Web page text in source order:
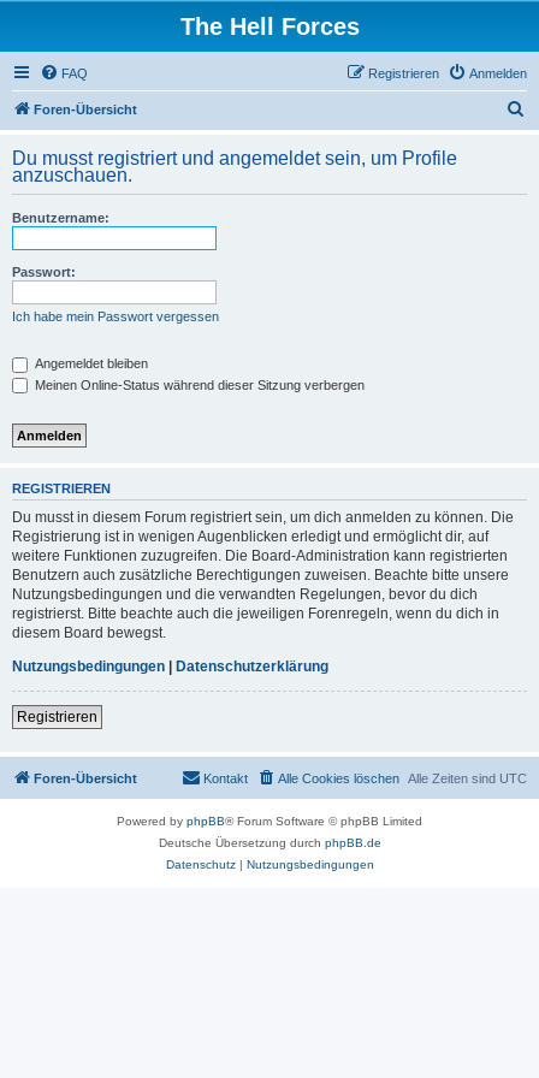
The Hell Forces
FAQ Anmelden
Registrieren
Foren-Übersicht
h
Du musst registriert und angemeldet sein, um Profile
anzuschauen.
Benutzername:
Passwort:
Ich habe mein Passwort vergessen
Angemeldet bleiben
Meinen Online-Status während dieser Sitzung verbergen
REGISTRIEREN
Du musst in diesem Forum registriert sein, um dich anmelden zu können. Die
Registrierung ist in wenigen Augenblicken erledigt und ermöglicht dir, auf
weitere Funktionen zuzugreifen. Die Board-Administration kann registrierten
Benutzern auch zusätzliche Berechtigungen zuweisen. Beachte bitte unsere
Nutzungsbedingungen und die verwandten Regelungen, bevor du dich
registrierst. Bitte beachte auch die jeweiligen Forenregeln, wenn du dich in
diesem Board bewegst.
Nutzungsbedingungen | Datenschutzerklärung
Registrieren
Foren-Übersicht Alle Zeiten sind UTC
Alle Cookies löschen
Kontakt
Powered by phpBB® Forum Software © phpBB Limited
Deutsche Übersetzung durch phpBB.de
Datenschutz| Nutzungsbedingungen